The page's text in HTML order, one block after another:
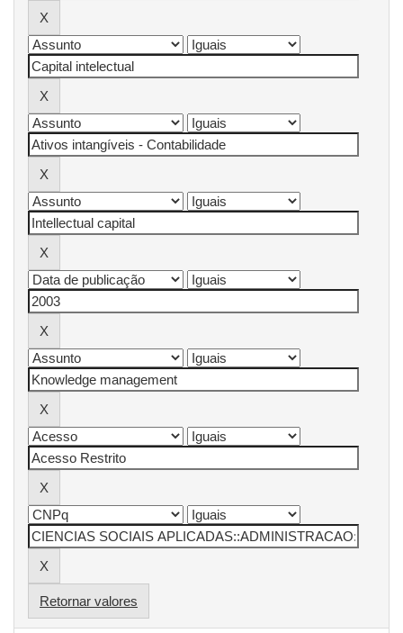
Retornar valores